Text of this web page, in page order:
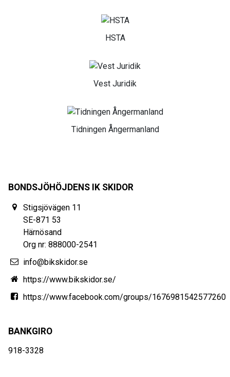
HSTA
Vest Juridik
Tidningen Ångermanland
BONDSJÖHÖJDENS IK SKIDOR
Stigsjövägen 11
SE-871 53
Härnösand
Org nr: 888000-2541
info@bikskidor.se
https://www.bikskidor.se/
https://www.facebook.com/groups/1676981542577260
BANKGIRO
918-3328